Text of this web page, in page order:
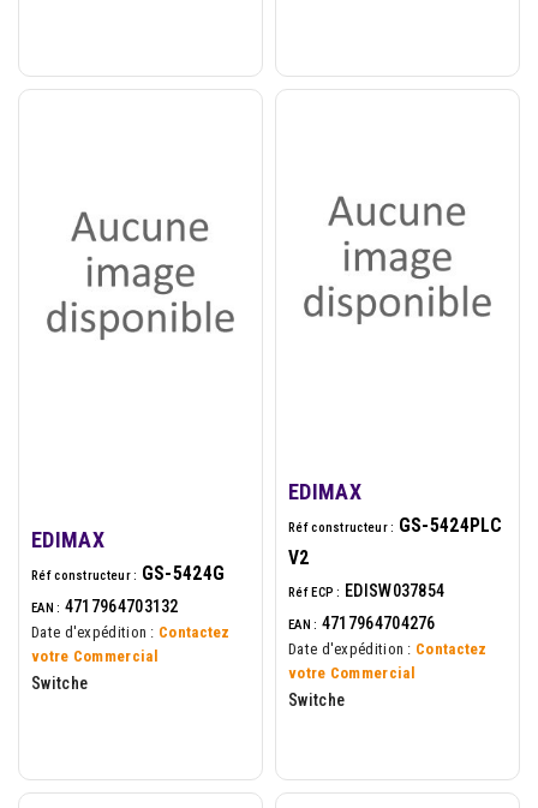
EDIMAX
Réf constructeur : GS-5424G
EAN : 4717964703132
Date d'expédition : Contactez
votre Commercial
Switche
EDIMAX
Réf constructeur : GS-5424PLC
V2
Réf ECP : EDISW037854
EAN : 4717964704276
Date d'expédition : Contactez
votre Commercial
Switche